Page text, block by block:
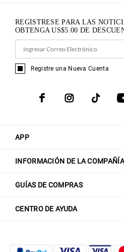
APP
INFORMACIÓN DE LA COMPAÑÍA
GUÍAS DE COMPRAS
CENTRO DE AYUDA
REGÍSTRESE PARA LAS
OBTENGAUS$5.00 DE
Registre una Nueva Cuenta